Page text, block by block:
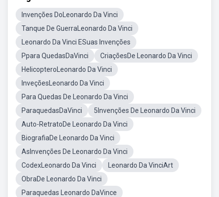
Invenções DoLeonardo Da Vinci
Tanque De GuerraLeonardo Da Vinci
Leonardo Da Vinci ESuas Invenções
Ppara QuedasDaVinci
CriaçõesDe Leonardo Da Vinci
HelicopteroLeonardo Da Vinci
InveçõesLeonardo Da Vinci
Para Quedas De Leonardo Da Vinci
ParaquedasDaVinci
5Invenções De Leonardo Da Vinci
Auto-RetratoDe Leonardo Da Vinci
BiografiaDe Leonardo Da Vinci
AsInvenções De Leonardo Da Vinci
CodexLeonardo Da Vinci
Leonardo Da VinciArt
ObraDe Leonardo Da Vinci
Paraquedas Leonardo DaVince